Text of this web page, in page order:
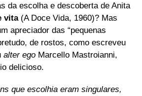
da escolha e descoberta de Anita
vita(A Doce Vida, 1960)? Mas
apreciador das “pequenas
de rostos, como escreveu
alter ego Marcello Mastroianni,
delicioso.
que escolhia eram singulares,